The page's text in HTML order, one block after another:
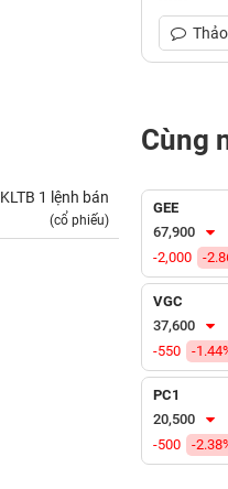
KLTB 1 lệnh bán
(cổ phiếu)
Cùng
GEE
67,900
-2,000
-
VGC
37,600
-550
-
PC1
20,500
-500
-